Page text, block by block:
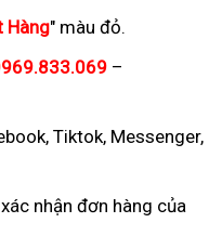
Hàng" màu đỏ.
–
Tiktok, Messenger,
nhận đơn hàng của